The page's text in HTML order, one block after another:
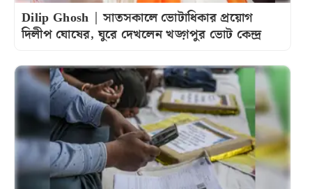
Dilip Ghosh | সাতসকালে ভোটাধিকার প্রয়োগ
দিলীপ ঘোষের, ঘুরে দেখলেন খড়্গপুর ভোট কেন্দ্র